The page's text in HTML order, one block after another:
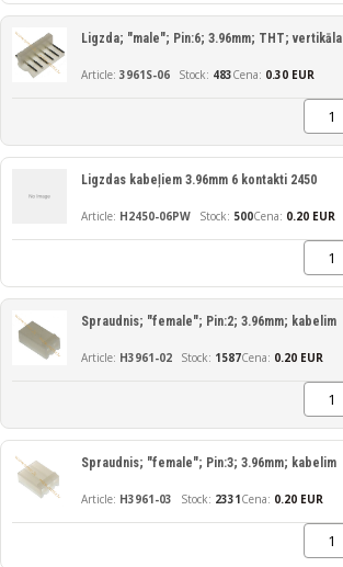
3961S-06
Ligzda; "male"; Pin:6; 3.96mm; THT; vertikāla
483Cena: 0.30 EUR
H2450-06PW
Ligzdas kabeļiem 3.96mm 6 kontakti 2450
500Cena: 0.20 EUR
H3961-02
Spraudnis; "female"; Pin:2; 3.96mm; kabelim
1587Cena: 0.20 EUR
H3961-03
Spraudnis; "female"; Pin:3; 3.96mm; kabelim
2331Cena: 0.20 EUR